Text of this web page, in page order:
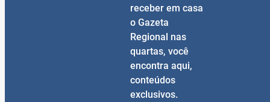
receber em casa
o Gazeta
Regional nas
quartas, você
encontra aqui,
conteúdos
exclusivos.